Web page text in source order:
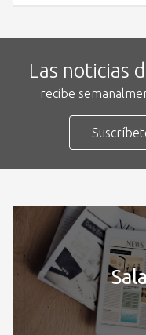
Las noticias
recibe